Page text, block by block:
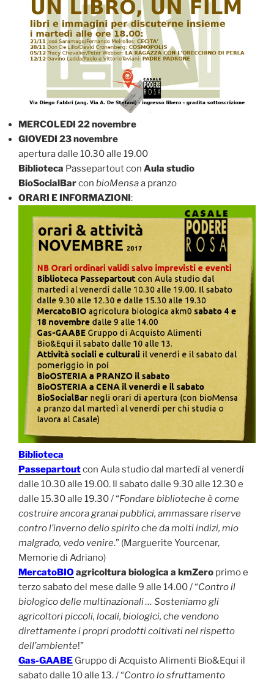
MERCOLEDI 22 novembre
GIOVEDI 23 novembre
apertura dalle 10.30 alle 19.00
Biblioteca Passepartout con Aula studio
BioSocialBarcon bioMensaa pranzo
ORARI E INFORMAZIONI :
Biblioteca
Passepartoutcon Aula studio dal martedì al venerdì
dalle 10.30 alle 19.00. Il sabato dalle 9.30 alle 12.30 e
dalle 15.30 alle 19.30 / “Fondare biblioteche è come
costruire ancora granai pubblici, ammassare riserve
contro l’inverno dello spirito che da molti indizi, mio
malgrado, vedo venire.” (Marguerite Yourcenar,
Memorie di Adriano)
MercatoBIO agricoltura biologica a kmZero primo e
terzo sabato del mese dalle 9 alle 14.00 / “Contro il
biologico delle multinazionali … Sosteniamo gli
agricoltori piccoli, locali, biologici, che vendono
direttamente i propri prodotti coltivati nel rispetto
dell’ambiente!”
Gas-GAABE Gruppo di Acquisto Alimenti Bio&Equi il
sabato dalle 10 alle 13. / “Contro lo sfruttamento